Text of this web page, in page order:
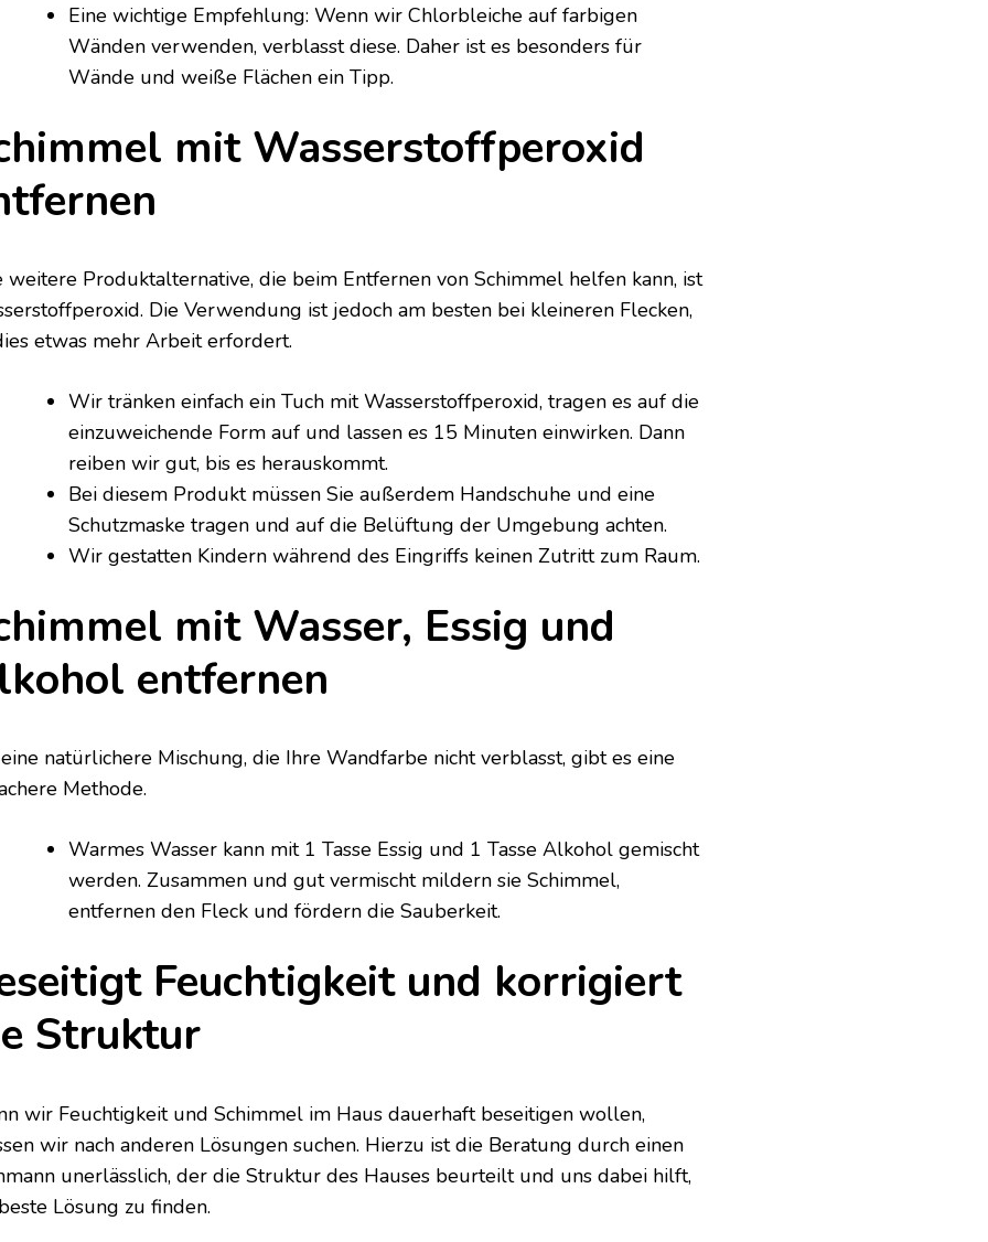
Eine wichtige Empfehlung: Wenn wir Chlorbleiche auf farbigen
Wänden verwenden, verblasst diese. Daher ist es besonders für
Wände und weiße Flächen ein Tipp.
mit Wasserstoffperoxid
weitere Produktalternative, die beim Entfernen von Schimmel helfen kann, ist
Die Verwendung ist jedoch am besten bei kleineren Flecken,
etwas mehr Arbeit erfordert.
Wir tränken einfach ein Tuch mit Wasserstoffperoxid, tragen es auf die
einzuweichende Form auf und lassen es 15 Minuten einwirken. Dann
reiben wir gut, bis es herauskommt.
Bei diesem Produkt müssen Sie außerdem Handschuhe und eine
Schutzmaske tragen und auf die Belüftung der Umgebung achten.
Wir gestatten Kindern während des Eingriffs keinen Zutritt zum Raum.
mit Wasser, Essig und
entfernen
natürlichere Mischung, die Ihre Wandfarbe nicht verblasst, gibt es eine
Methode.
Warmes Wasser kann mit 1 Tasse Essig und 1 Tasse Alkohol gemischt
werden. Zusammen und gut vermischt mildern sie Schimmel,
entfernen den Fleck und fördern die Sauberkeit.
Feuchtigkeit und korrigiert
Struktur
wir Feuchtigkeit und Schimmel im Haus dauerhaft beseitigen wollen,
wir nach anderen Lösungen suchen. Hierzu ist die Beratung durch einen
unerlässlich, der die Struktur des Hauses beurteilt und uns dabei hilft,
Lösung zu finden.